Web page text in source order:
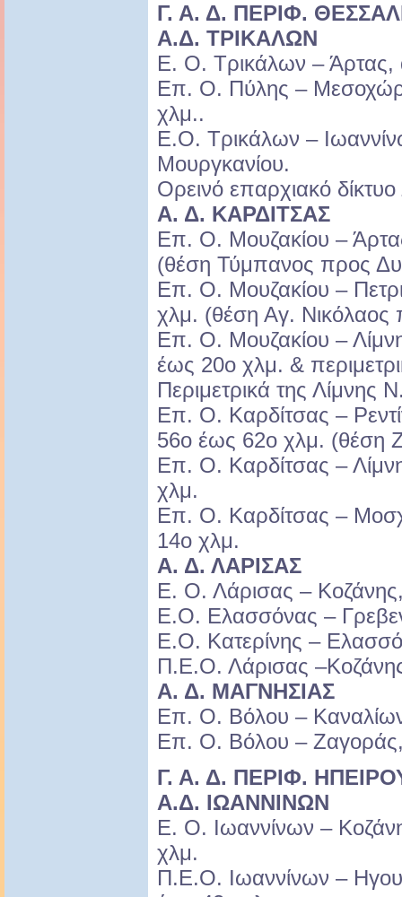
Γ. Α. Δ. ΠΕΡΙΦ.
Α.Δ. ΤΡΙΚΑΛΩΝ
Ε. Ο. Τρικάλων –
Επ. Ο. Πύλης –
χλμ..
Ε.Ο. Τρικάλων –
Μουργκανίου.
Ορεινό επαρχιακό
Α. Δ. ΚΑΡΔΙΤΣΑΣ
Επ. Ο. Μουζακίου –
(θέση Τύμπανος προς
Επ. Ο. Μουζακίου –
χλμ. (θέση Αγ. Νικόλαος
Επ. Ο. Μουζακίου –
έως 20ο χλμ. &
Περιμετρικά της Λίμνης
Επ. Ο. Καρδίτσας –
56ο έως 62ο χλμ. (θέση
Επ. Ο. Καρδίτσας –
χλμ.
Επ. Ο. Καρδίτσας –
14ο χλμ.
Α. Δ. ΛΑΡΙΣΑΣ
Ε. Ο. Λάρισας –
Ε.Ο. Ελασσόνας –
Ε.Ο. Κατερίνης –
Π.Ε.Ο. Λάρισας
Α. Δ. ΜΑΓΝΗΣΙΑΣ
Επ. Ο. Βόλου –
Επ. Ο. Βόλου –
Γ. Α. Δ. ΠΕΡΙΦ.
Α.Δ. ΙΩΑΝΝΙΝΩΝ
Ε. Ο. Ιωαννίνων –
χλμ.
Π.Ε.Ο. Ιωαννίνων –